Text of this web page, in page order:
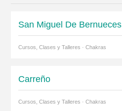
San Miguel De Bernueces
Cursos, Clases y Talleres · Chakras
Carreño
Cursos, Clases y Talleres · Chakras